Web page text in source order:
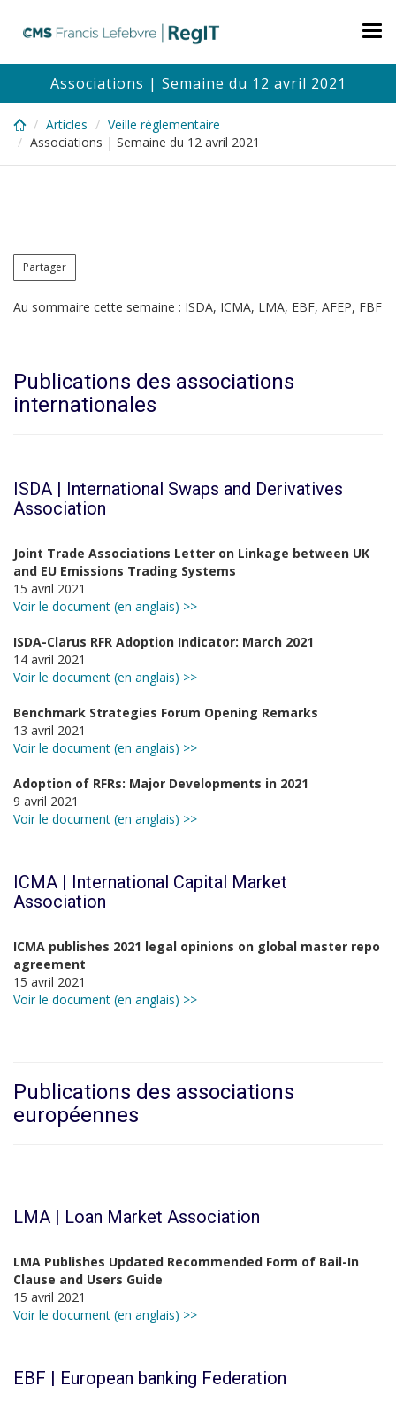
content
Associations | Semaine du 12 avril 2021
Articles
Veille réglementaire
Associations | Semaine du 12 avril 2021
Partager
Au sommaire cette semaine : ISDA, ICMA, LMA, EBF, AFEP, FBF
Publications des associations
internationales
ISDA | International Swaps and Derivatives
Association
Joint Trade Associations Letter on Linkage between UK
and EU Emissions Trading Systems
15 avril 2021
Voir le document (en anglais) >>
ISDA-Clarus RFR Adoption Indicator: March 2021
14 avril 2021
Voir le document (en anglais) >>
Benchmark Strategies Forum Opening Remarks
13 avril 2021
Voir le document (en anglais) >>
Adoption of RFRs: Major Developments in 2021
9 avril 2021
Voir le document (en anglais) >>
ICMA | International Capital Market
Association
ICMA publishes 2021 legal opinions on global master repo
agreement
15 avril 2021
Voir le document (en anglais) >>
Publications des associations
européennes
LMA | Loan Market Association
LMA Publishes Updated Recommended Form of Bail-In
Clause and Users Guide
15 avril 2021
Voir le document (en anglais) >>
EBF | European banking Federation